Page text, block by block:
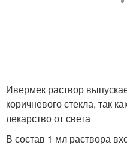
Ивермек раствор
коричневого стекла, так
лекарство от света
В состав 1 мл раствора